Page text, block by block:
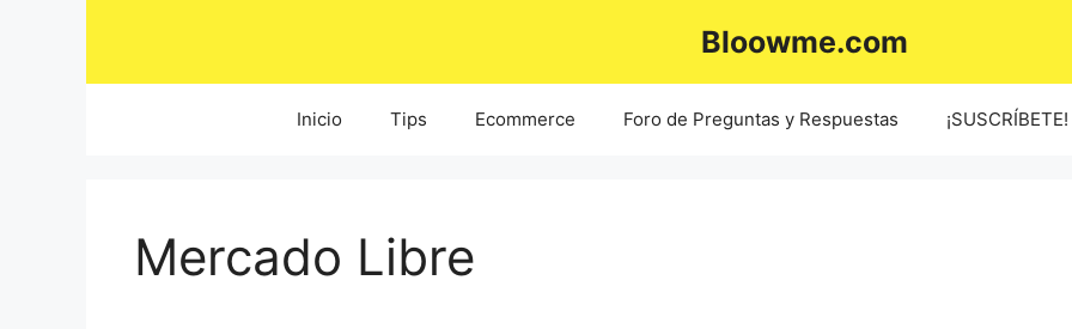
Bloowme.com
Inicio Tips Ecommerce Foro de Preguntas y Respuestas ¡SUSCRÍBETE!
Mercado Libre